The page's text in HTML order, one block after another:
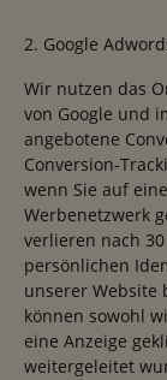
2. Google
Wir nutzen das
von Google und
angebotene
Conversion-
wenn Sie auf
Werbenetzwerk
verlieren nach
persönlichen
unserer Website
können sowohl
eine Anzeige
weitergeleitet